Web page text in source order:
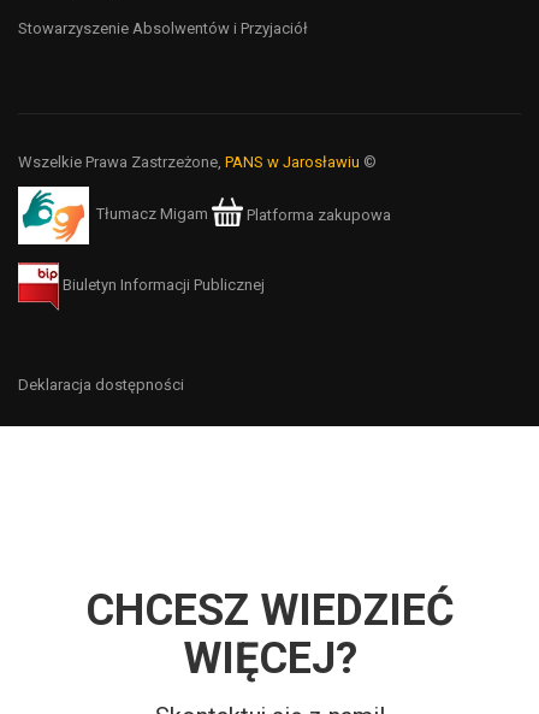
Stowarzyszenie Absolwentów i Przyjaciół
Wszelkie Prawa Zastrzeżone, PANS w Jarosławiu ©
Tłumacz Migam Platforma zakupowa
Biuletyn Informacji Publicznej
Deklaracja dostępności
CHCESZ WIEDZIEĆ
WIĘCEJ?